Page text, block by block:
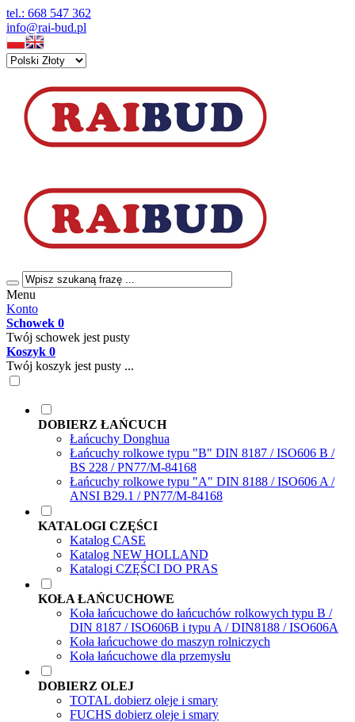
tel.: 668 547 362
info@rai-bud.pl
Menu
Konto
Schowek 0
Twój schowek jest pusty
Koszyk 0
Twój koszyk jest pusty ...
DOBIERZ ŁAŃCUCH
Łańcuchy Donghua
Łańcuchy rolkowe typu "B" DIN 8187 / ISO606 B /
BS 228 / PN77/M-84168
Łańcuchy rolkowe typu "A" DIN 8188 / ISO606 A /
ANSI B29.1 / PN77/M-84168
KATALOGI CZĘŚCI
Katalog CASE
Katalog NEW HOLLAND
Katalogi CZĘŚCI DO PRAS
KOŁA ŁAŃCUCHOWE
Koła łańcuchowe do łańcuchów rolkowych typu B /
DIN 8187 / ISO606B i typu A / DIN8188 / ISO606A
Koła łańcuchowe do maszyn rolniczych
Koła łańcuchowe dla przemysłu
DOBIERZ OLEJ
TOTAL dobierz oleje i smary
FUCHS dobierz oleje i smary